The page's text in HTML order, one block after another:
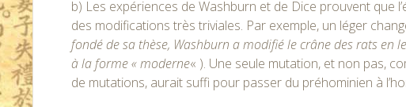
b) Les expériences de Washburn et de Dice prouvent que
des modifications très triviales. Par exemple, un léger
fondé de sa thèse, Washburn a modifié le crâne des rats en
à la forme « moderne« ). Une seule mutation, et non pas,
de mutations, aurait suffi pour passer du préhominien à